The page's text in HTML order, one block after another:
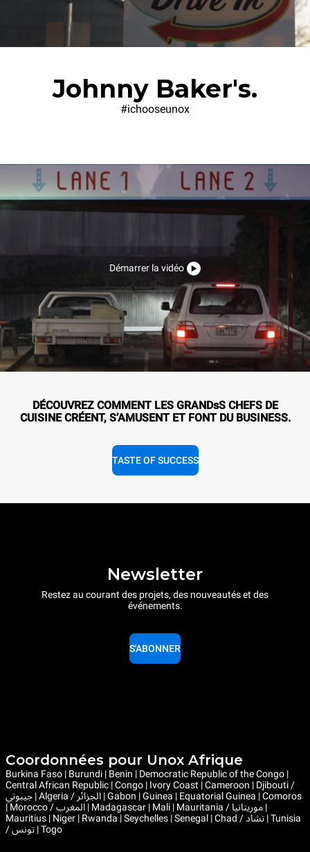
Johnny Baker's.
#ichooseunox
Démarrer la vidéo
DÉCOUVREZ COMMENT LES GRANDsS CHEFS DE
CUISINE CRÉENT, S’AMUSENT ET FONT DU BUSINESS.
TASTE OF SUCCESS
Newsletter
Restez au courant des projets, des nouveautés et des
événements.
S'ABONNER
Coordonnées pour Unox Afrique
Burkina Faso | Burundi | Benin | Democratic Republic of the Congo |
Central African Republic | Congo | Ivory Coast | Cameroon | Djibouti /
جيبوتي | Algeria / الجزائر | Gabon | Guinea | Equatorial Guinea | Comoros
| Morocco / المغرب | Madagascar | Mali | Mauritania / موريتانيا |
Mauritius | Niger | Rwanda | Seychelles | Senegal | Chad / تشاد | Tunisia
/ تونس | Togo